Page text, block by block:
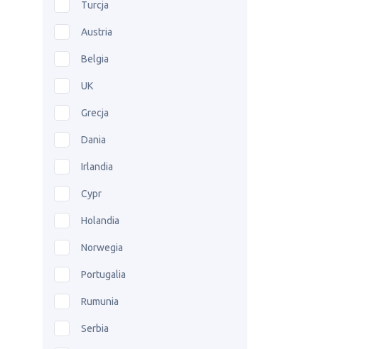
Turcja
Austria
Belgia
UK
Grecja
Dania
Irlandia
Cypr
Holandia
Norwegia
Portugalia
Rumunia
Serbia